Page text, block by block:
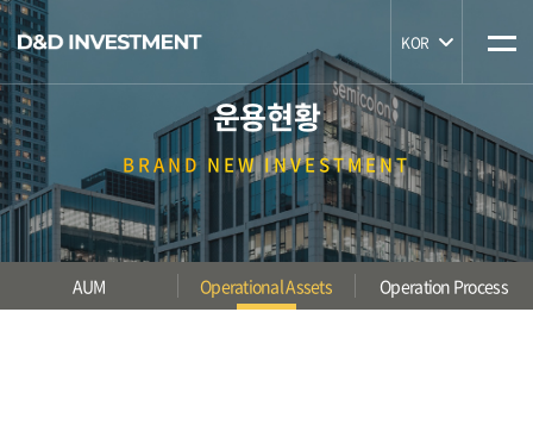
KOR
운용현황
BRAND NEW INVESTMENT
AUM Operational Assets Operation Process